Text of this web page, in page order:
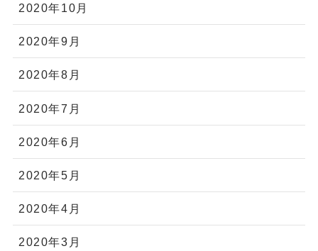
2020年10月
2020年9月
2020年8月
2020年7月
2020年6月
2020年5月
2020年4月
2020年3月